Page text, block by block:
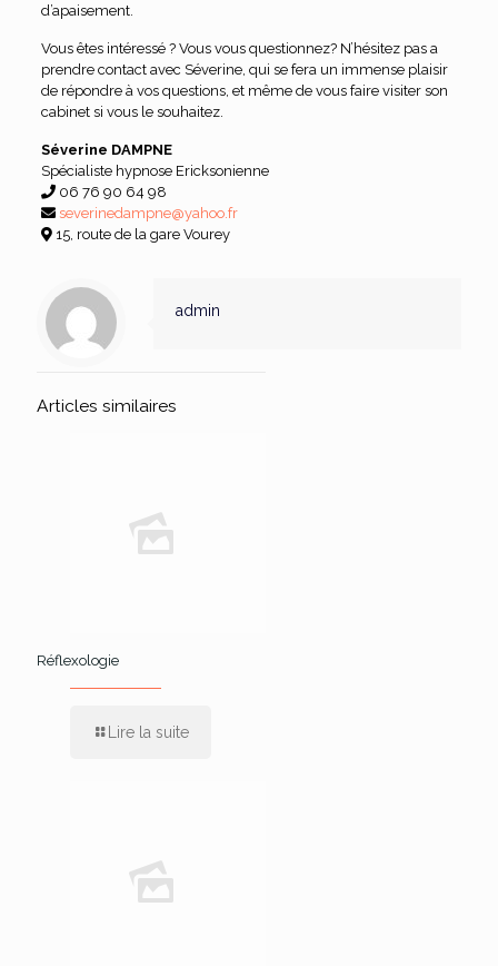
d’apaisement.
Vous êtes intéressé ? Vous vous questionnez? N’hésitez pas a
prendre contact avec Séverine, qui se fera un immense plaisir
de répondre à vos questions, et même de vous faire visiter son
cabinet si vous le souhaitez.
Séverine DAMPNE
Spécialiste hypnose Ericksonienne
06 76 90 64 98
severinedampne@yahoo.fr
15, route de la gare Vourey
admin
Articles similaires
Réflexologie
Lire la suite